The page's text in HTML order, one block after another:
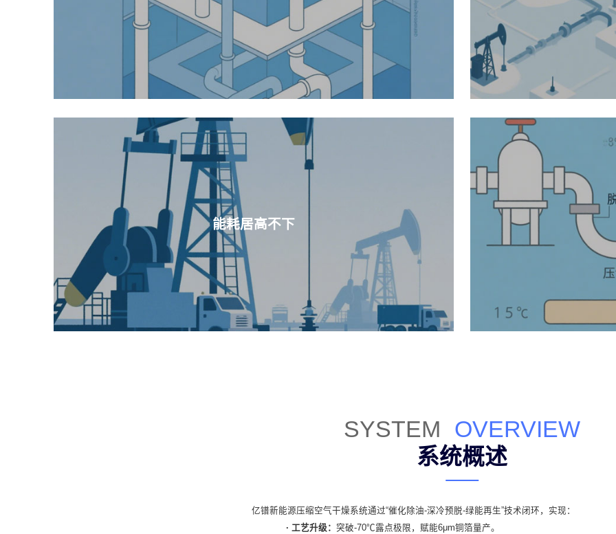
能耗居高不下
SYSTEM OVERVIEW
系统概述
亿镨新能源压缩空气干燥系统通过“催化除油-深冷预脱-绿能再生”技术闭环，实现：
· 工艺升级： 突破-70℃露点极限，赋能6μm铜箔量产。